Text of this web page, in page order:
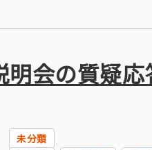
明会の質疑応
未分類